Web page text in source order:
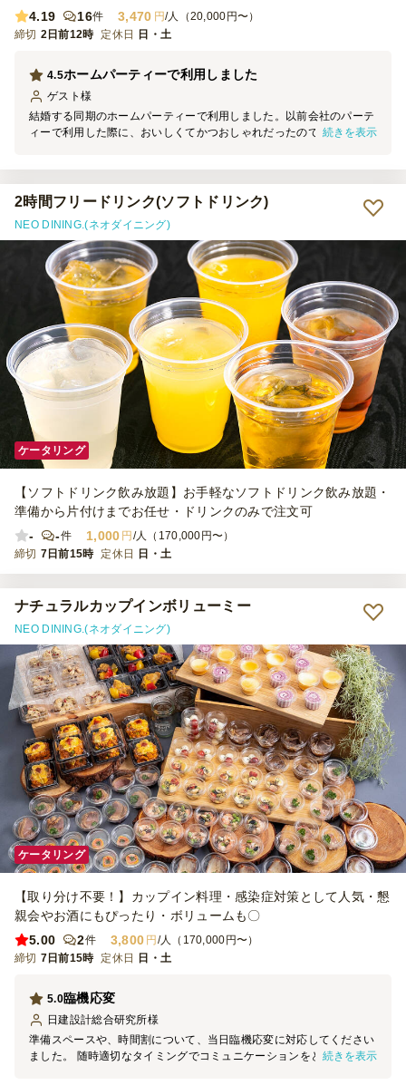
4.19
16件 3,470 円/人（20,000円〜）
締切 2日前12時 定休日 日・土
ホームパーティーで利用しました
4.5
ゲスト 様
結婚する同期のホームパーティーで利用しました。以前会社のパーテ
ィーで利用した際に、おいしくてかつおしゃれだったので、今回個人
続きを表示
2時間フリードリンク(ソフトドリンク)
NEO DINING.(ネオダイニング)
ケータリング
【ソフトドリンク飲み放題】お手軽なソフトドリンク飲み放題・
準備から片付けまでお任せ・ドリンクのみで注文可
-
-件 1,000 円 /人（170,000円〜）
締切 7日前15時 定休日 日・土
ナチュラルカップインボリューミー
NEO DINING.(ネオダイニング)
ケータリング
【取り分け不要！】カップイン料理・感染症対策として人気・懇
親会やお酒にもぴったり・ボリュームも〇
5.00
2件 3,800 円 /人（170,000円〜）
締切 7日前15時 定休日 日・土
臨機応変
5.0
日建設計総合研究所様
準備スペースや、時間割について、当日臨機応変に対応してください
ました。 随時適切なタイミングでコミュニケーションをとりながら
続きを表示